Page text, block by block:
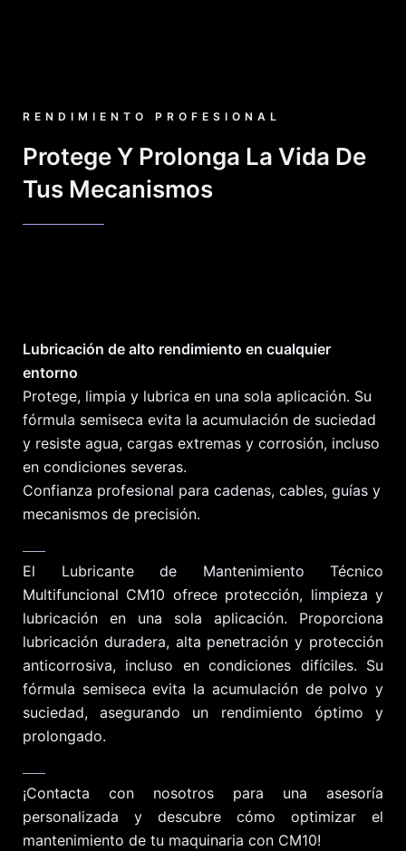
RENDIMIENTO PROFESIONAL
Protege Y Prolonga La Vida De
Tus Mecanismos
Lubricación de alto rendimiento en cualquier
entorno
Protege, limpia y lubrica en una sola aplicación. Su
fórmula semiseca evita la acumulación de suciedad
y resiste agua, cargas extremas y corrosión, incluso
en condiciones severas.
Confianza profesional para cadenas, cables, guías y
mecanismos de precisión.
El Lubricante de Mantenimiento Técnico
Multifuncional CM10 ofrece protección, limpieza y
lubricación en una sola aplicación. Proporciona
lubricación duradera, alta penetración y protección
anticorrosiva, incluso en condiciones difíciles. Su
fórmula semiseca evita la acumulación de polvo y
suciedad, asegurando un rendimiento óptimo y
prolongado.
¡Contacta con nosotros para una asesoría
personalizada y descubre cómo optimizar el
mantenimiento de tu maquinaria con CM10!